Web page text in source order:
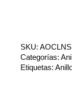
SKU: AOCLNS
Categorías:
Etiquetas: